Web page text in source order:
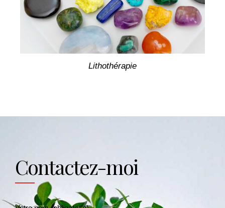
Lithothérapie
Contactez-moi